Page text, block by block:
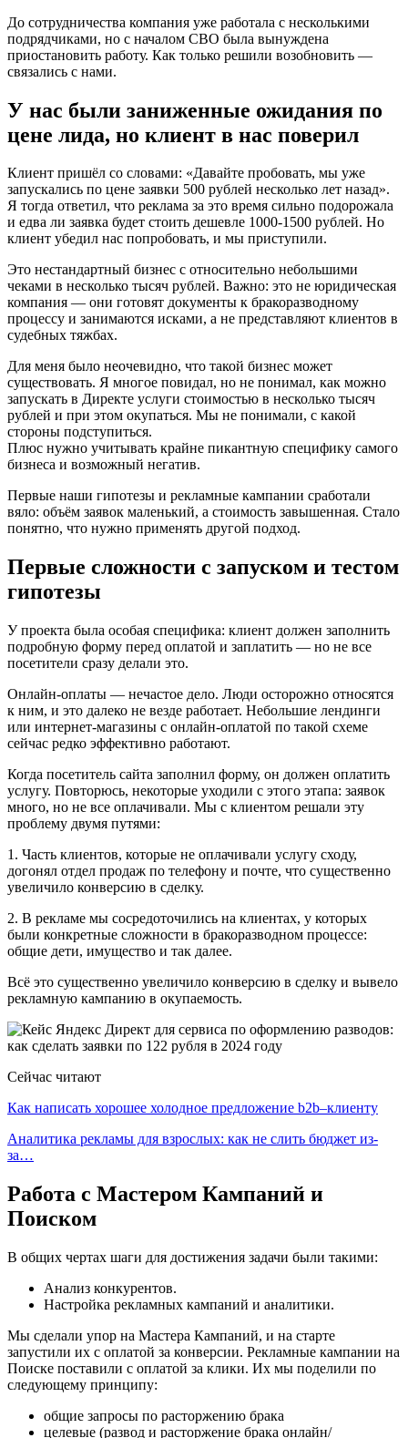
До сотрудничества компания уже работала с несколькими
подрядчиками, но с началом СВО была вынуждена
приостановить работу. Как только решили возобновить —
связались с нами.
У нас были заниженные ожидания по
цене лида, но клиент в нас поверил
Клиент пришёл со словами: «Давайте пробовать, мы уже
запускались по цене заявки 500 рублей несколько лет назад».
Я тогда ответил, что реклама за это время сильно подорожала
и едва ли заявка будет стоить дешевле 1000-1500 рублей. Но
клиент убедил нас попробовать, и мы приступили.
Это нестандартный бизнес с относительно небольшими
чеками в несколько тысяч рублей. Важно: это не юридическая
компания — они готовят документы к бракоразводному
процессу и занимаются исками, а не представляют клиентов в
судебных тяжбах.
Для меня было неочевидно, что такой бизнес может
существовать. Я многое повидал, но не понимал, как можно
запускать в Директе услуги стоимостью в несколько тысяч
рублей и при этом окупаться. Мы не понимали, с какой
стороны подступиться.
Плюс нужно учитывать крайне пикантную специфику самого
бизнеса и возможный негатив.
Первые наши гипотезы и рекламные кампании сработали
вяло: объём заявок маленький, а стоимость завышенная. Стало
понятно, что нужно применять другой подход.
Первые сложности с запуском и тестом
гипотезы
У проекта была особая специфика: клиент должен заполнить
подробную форму перед оплатой и заплатить — но не все
посетители сразу делали это.
Онлайн-оплаты — нечастое дело. Люди осторожно относятся
к ним, и это далеко не везде работает. Небольшие лендинги
или интернет-магазины с онлайн-оплатой по такой схеме
сейчас редко эффективно работают.
Когда посетитель сайта заполнил форму, он должен оплатить
услугу. Повторюсь, некоторые уходили с этого этапа: заявок
много, но не все оплачивали. Мы с клиентом решали эту
проблему двумя путями:
1. Часть клиентов, которые не оплачивали услугу сходу,
догонял отдел продаж по телефону и почте, что существенно
увеличило конверсию в сделку.
2. В рекламе мы сосредоточились на клиентах, у которых
были конкретные сложности в бракоразводном процессе:
общие дети, имущество и так далее.
Всё это существенно увеличило конверсию в сделку и вывело
рекламную кампанию в окупаемость.
Сейчас читают
Как написать хорошее холодное предложение b2b–клиенту
Аналитика рекламы для взрослых: как не слить бюджет из-
за…
Работа с Мастером Кампаний и
Поиском
В общих чертах шаги для достижения задачи были такими:
Анализ конкурентов.
Настройка рекламных кампаний и аналитики.
Мы сделали упор на Мастера Кампаний, и на старте
запустили их с оплатой за конверсии. Рекламные кампании на
Поиске поставили с оплатой за клики. Их мы поделили по
следующему принципу:
общие запросы по расторжению брака
целевые (развод и расторжение брака онлайн/